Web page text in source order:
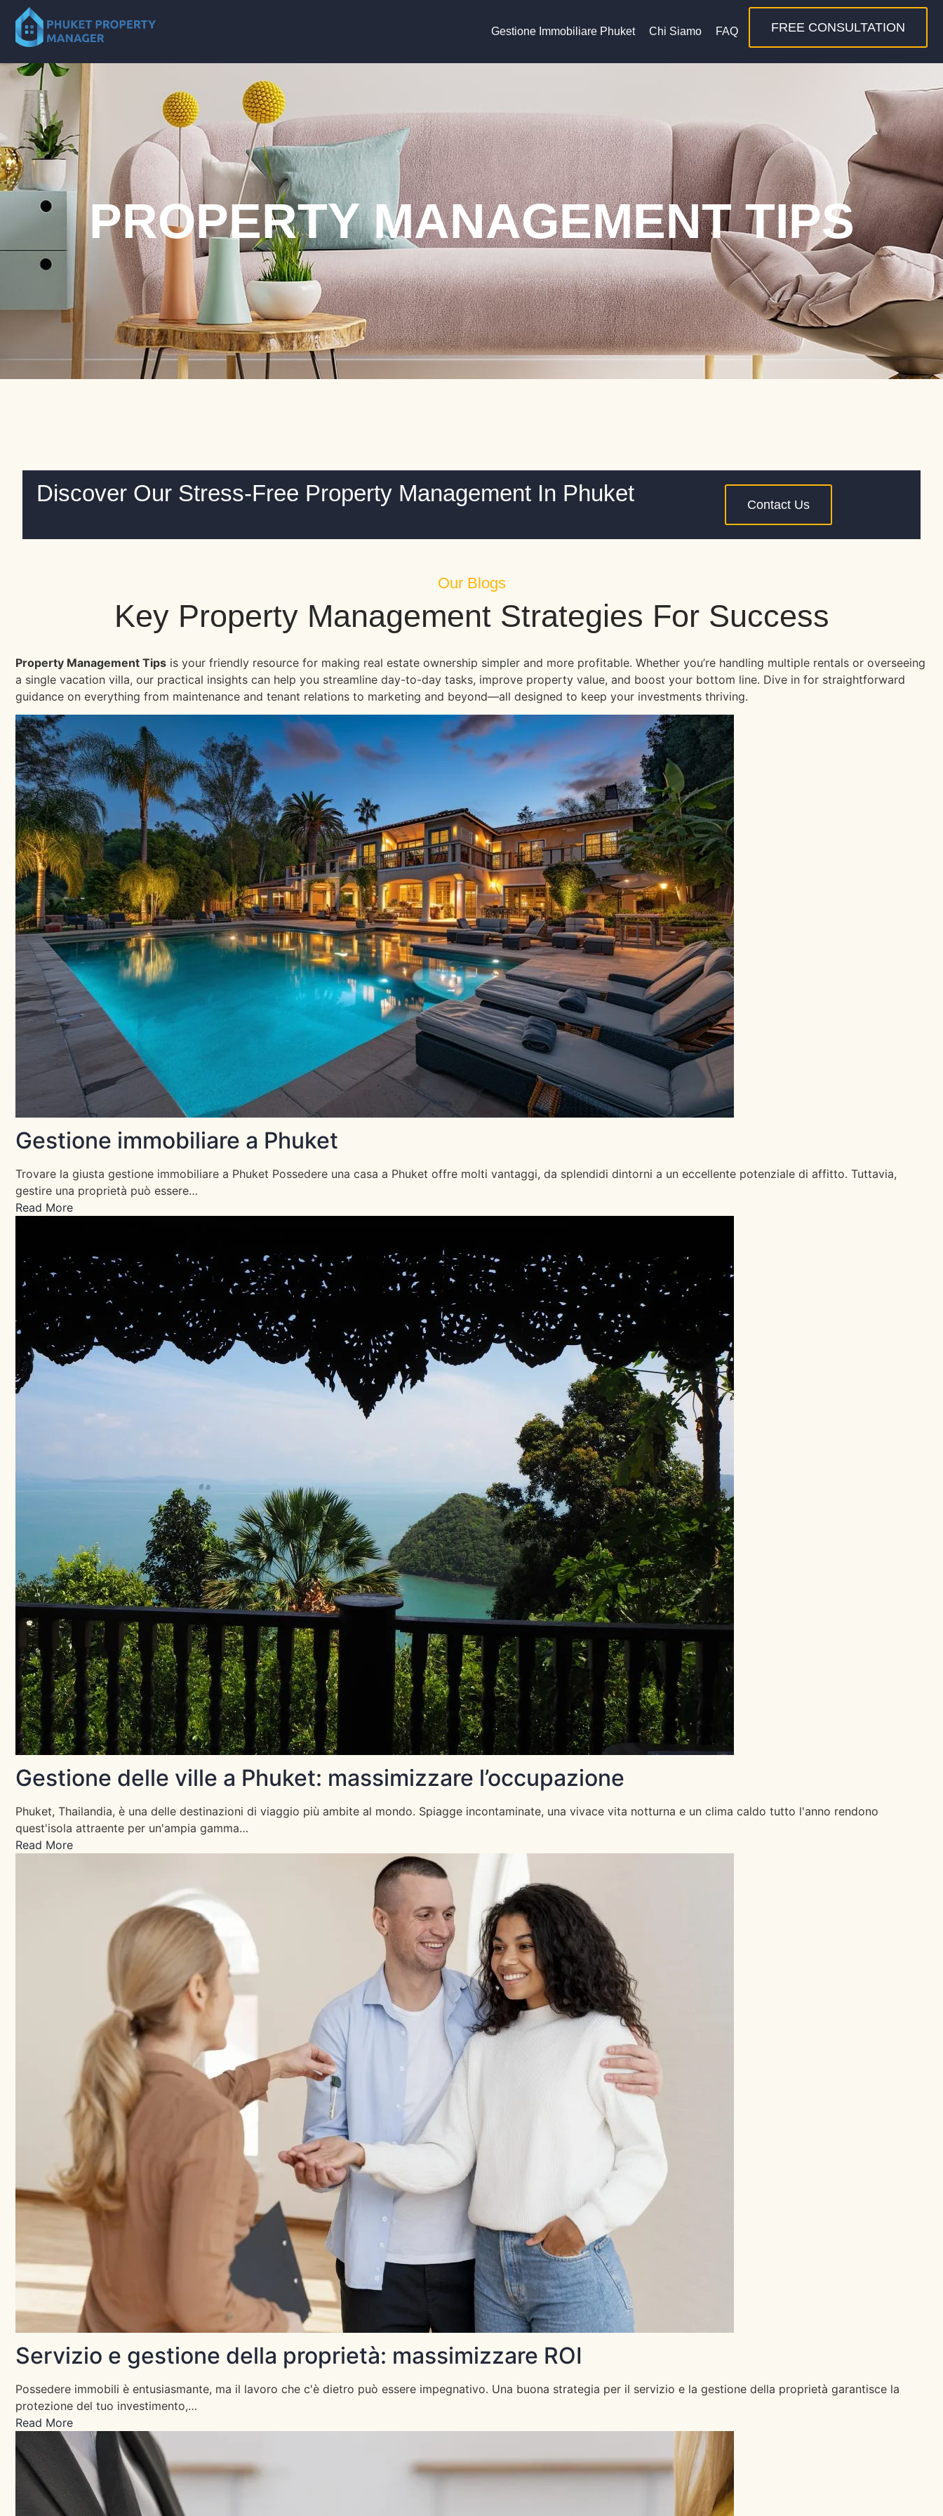
Gestione Immobiliare Phuket Chi Siamo FAQ FREE CONSULTATION
PROPERTY MANAGEMENT TIPS
Discover Our Stress-Free Property Management In Phuket Contact Us
Our Blogs
Key Property Management Strategies For Success
Property Management Tips is your friendly resource for making real estate ownership simpler and more profitable. Whether you’re handling multiple rentals or overseeing
a single vacation villa, our practical insights can help you streamline day-to-day tasks, improve property value, and boost your bottom line. Dive in for straightforward
guidance on everything from maintenance and tenant relations to marketing and beyond—all designed to keep your investments thriving.
Gestione immobiliare a Phuket
Trovare la giusta gestione immobiliare a Phuket Possedere una casa a Phuket offre molti vantaggi, da splendidi dintorni a un eccellente potenziale di affitto. Tuttavia,
gestire una proprietà può essere…
Read More
Gestione delle ville a Phuket: massimizzare l’occupazione
Phuket, Thailandia, è una delle destinazioni di viaggio più ambite al mondo. Spiagge incontaminate, una vivace vita notturna e un clima caldo tutto l'anno rendono
quest'isola attraente per un'ampia gamma…
Read More
Servizio e gestione della proprietà: massimizzare ROI
Possedere immobili è entusiasmante, ma il lavoro che c'è dietro può essere impegnativo. Una buona strategia per il servizio e la gestione della proprietà garantisce la
protezione del tuo investimento,…
Read More